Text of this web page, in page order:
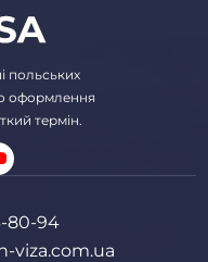
польських
оформлення
термін.
80-94
viza.com.ua